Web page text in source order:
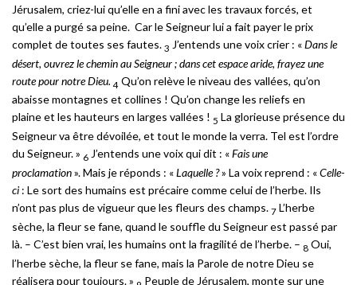
Jérusalem, criez-lui qu’elle en a fini avec les travaux forcés, et
qu’elle a purgé sa peine. Car le Seigneur lui a fait payer le prix
complet de toutes ses fautes. 3 J’entends une voix crier : «Dans le
désert, ouvrez le chemin au Seigneur ; dans cet espace aride, frayez une
route pour notre Dieu. 4 Qu’on relève le niveau des vallées, qu’on
abaisse montagnes et collines ! Qu’on change les reliefs en
plaine et les hauteurs en larges vallées ! 5 La glorieuse présence du
Seigneur va être dévoilée, et tout le monde la verra. Tel est l’ordre
du Seigneur. » 6 J’entends une voix qui dit : «Fais une
proclamation». Mais je réponds : «Laquelle ?» La voix reprend : «Celle-
ci : Le sort des humains est précaire comme celui de l’herbe. Ils
n’ont pas plus de vigueur que les fleurs des champs. 7 L’herbe
sèche, la fleur se fane, quand le souffle du Seigneur est passé par
là. – C’est bien vrai, les humains ont la fragilité de l’herbe. – 8 Oui,
l’herbe sèche, la fleur se fane, mais la Parole de notre Dieu se
réalisera pour toujours. »
Peuple de Jérusalem, monte sur une